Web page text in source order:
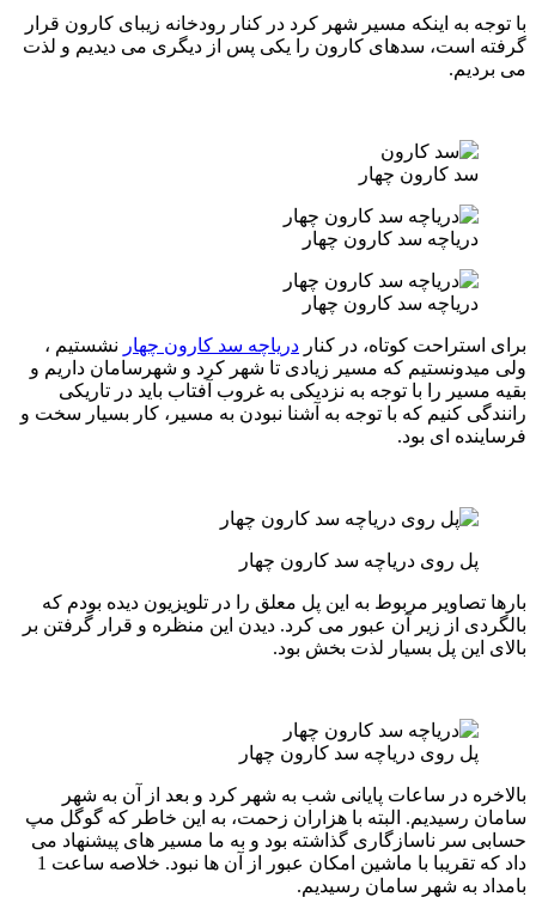
با توجه به اینکه مسیر شهر کرد در کنار رودخانه زیبای کارون قرار
گرفته است، سدهای کارون را یکی پس از دیگری می دیدیم و لذت
می بردیم.
سد کارون چهار
دریاچه سد کارون چهار
دریاچه سد کارون چهار
برای استراحت کوتاه، در کنار دریاچه سد کارون چهار نشستیم ،
ولی میدونستیم که مسیر زیادی تا شهر کرد و شهرسامان داریم و
بقیه مسیر را با توجه به نزدیکی به غروب آفتاب باید در تاریکی
رانندگی کنیم که با توجه به آشنا نبودن به مسیر، کار بسیار سخت و
فرساینده ای بود.
پل روی دریاچه سد کارون چهار
بارها تصاویر مربوط به این پل معلق را در تلویزیون دیده بودم که
بالگردی از زیر آن عبور می کرد. دیدن این منظره و قرار گرفتن بر
بالای این پل بسیار لذت بخش بود.
پل روی دریاچه سد کارون چهار
بالاخره در ساعات پایانی شب به شهر کرد و بعد از آن به شهر
سامان رسیدیم. البته با هزاران زحمت، به این خاطر که گوگل مپ
حسابی سر ناسازگاری گذاشته بود و به ما مسیر های پیشنهاد می
داد که تقریبا با ماشین امکان عبور از آن ها نبود. خلاصه ساعت 1
بامداد به شهر سامان رسیدیم.